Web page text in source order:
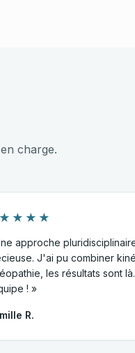
charge.
approche
J'ai pu combiner
les résultats sont
! »
R.